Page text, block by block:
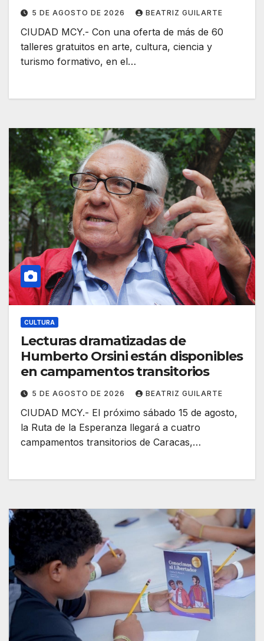
5 DE AGOSTO DE 2026 BEATRIZ GUILARTE
CIUDAD MCY.- Con una oferta de más de 60
talleres gratuitos en arte, cultura, ciencia y
turismo formativo, en el…
CULTURA
Lecturas dramatizadas de
Humberto Orsini están disponibles
en campamentos transitorios
5 DE AGOSTO DE 2026 BEATRIZ GUILARTE
CIUDAD MCY.- El próximo sábado 15 de agosto,
la Ruta de la Esperanza llegará a cuatro
campamentos transitorios de Caracas,…